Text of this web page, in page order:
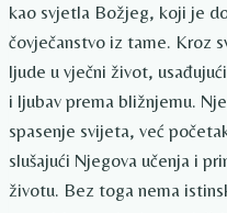
kao svjetla Božjeg, koji je
čovječanstvo iz tame. Kroz
ljude u vječni život,
i ljubav prema bližnjemu.
spasenje svijeta, već
slušajući Njegova učenja i
životu. Bez toga nema